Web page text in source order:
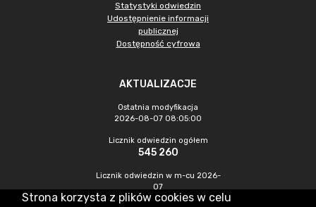
Statystyki odwiedzin
Udostępnienie informacji
publicznej
Dostępność cyfrowa
AKTUALIZACJE
Ostatnia modyfikacja
2026-08-07 08:05:00
Licznik odwiedzin ogółem
545 260
Licznik odwiedzin w m-cu 2026-
07
1 276
Strona korzysta z plików cookies w celu